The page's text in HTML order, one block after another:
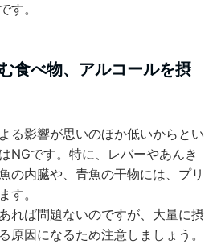
す。
食べ物、アルコールを摂
る影響が思いのほか低いからとい
NGです。特に、レバーやあんき
の内臓や、青魚の干物には、プリ
す。
れば問題ないのですが、大量に摂
原因になるため注意しましょう。